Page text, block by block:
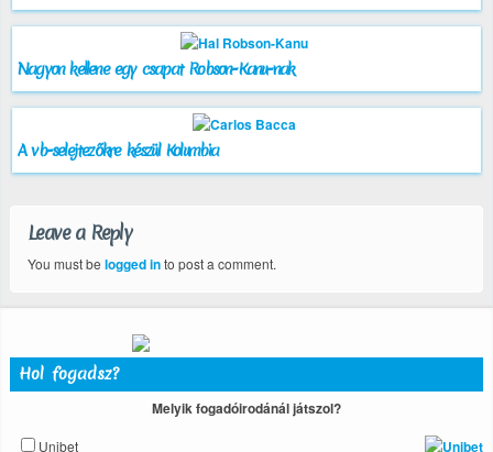
Nagyon kellene egy csapat Robson-Kanu-nak
A vb-selejtezőkre készül Kolumbia
Leave a Reply
You must be logged into post a comment.
Hol fogadsz?
Melyik fogadóirodánál játszol?
Unibet